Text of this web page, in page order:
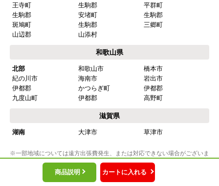
【注文からどのくらいで届きましたか？】
入金の翌日出荷してくれた。
ある程度知識があり自分で段取り出来る人は関西な
らココしかないと思う。
2026年1月28日 18:23
はい
ショップからの連絡や対応は適切でしたか？
商品説明 カートに入れる
王寺町
生駒郡
平群町
生駒郡
安堵町
生駒郡
斑鳩町
生駒郡
三郷町
山辺郡
山添村
和歌山県
北部 和歌山市
橋本市
紀の川市
海南市
岩出市
伊都郡
かつらぎ町
伊都郡
九度山町
伊都郡 高野町
滋賀県
湖南 大津市 草津市
※一部地域については遠方出張費発生、または対応できない場合がございま